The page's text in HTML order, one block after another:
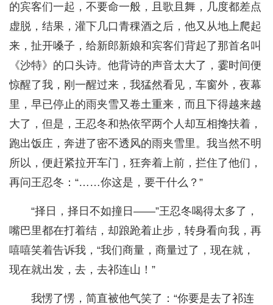
的宾客们一起，不要命一般，且歌且舞，几度都差点
虚脱，结果，灌下几口青稞酒之后，他又从地上爬起
来，扯开嗓子，给新郎新娘和宾客们背起了那首名叫
《沙特》的口头诗。他背诗的声音太大了，霎时间便
惊醒了我，刚一醒过来，我猛然看见，车窗外，夜幕
里，早已停止的雨夹雪又卷土重来，而且下得越来越
大了，但是，王忍冬和热依罕两个人却互相搀扶着，
跑出饭庄，奔进了密不透风的雨夹雪里。我当然不明
所以，便赶紧拉开车门，狂奔着上前，拦住了他们，
再问王忍冬：“……你这是，要干什么？”
“择日，择日不如撞日——”王忍冬喝得太多了，
嘴巴里都在打着结，却踉跄着止步，转身看向我，再
嘻嘻笑着告诉我，“我们商量，商量过了，现在就，
现在就出发，去，去祁连山！”
我愣了愣，简直被他气笑了：“你要是去了祁连